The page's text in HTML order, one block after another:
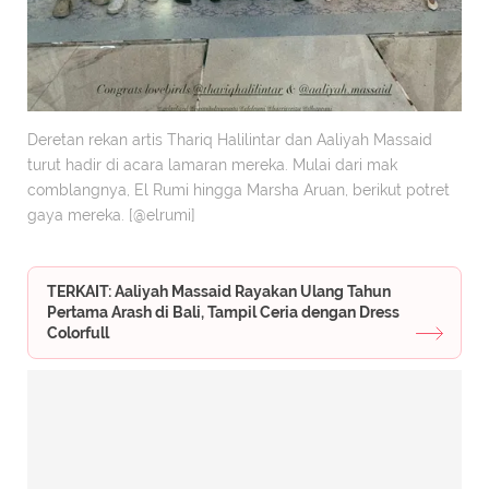
Deretan rekan artis Thariq Halilintar dan Aaliyah Massaid
turut hadir di acara lamaran mereka. Mulai dari mak
comblangnya, El Rumi hingga Marsha Aruan, berikut potret
gaya mereka. [@elrumi]
TERKAIT: Aaliyah Massaid Rayakan Ulang Tahun
Pertama Arash di Bali, Tampil Ceria dengan Dress
Colorfull